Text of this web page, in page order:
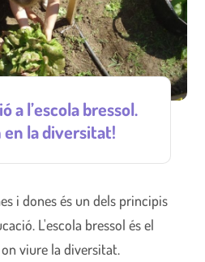
a l’escola bressol.
en la diversitat!
i dones és un dels principis
L'escola bressol és el
viure la diversitat.